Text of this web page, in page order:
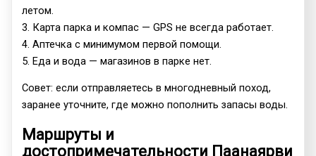
летом.
3. Карта парка и компас — GPS не всегда работает.
4. Аптечка с минимумом первой помощи.
5. Еда и вода — магазинов в парке нет.
Совет: если отправляетесь в многодневный поход,
заранее уточните, где можно пополнить запасы воды.
Маршруты и
достопримечательности Паанаярви